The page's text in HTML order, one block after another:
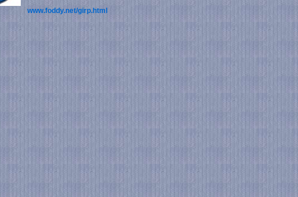
www.foddy.net/girp.html